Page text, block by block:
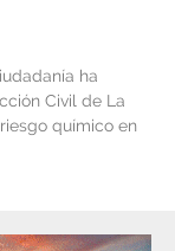
ha
Civil de La
químico en